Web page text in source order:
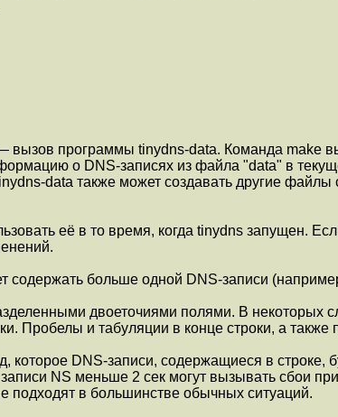
вызов программы tinydns-data. Команда make
о DNS-записях из файла "data" в
data также может создавать другие
её в то время, когда tinydns запущен.
больше одной DNS-записи
двоеточиями полями. В некоторых
Пробелы и табуляции в конце строки, а также
DNS-записи, содержащиеся в строке,
NS меньше 2 сек могут вызывать сбои
подходят в большинстве обычных ситуаций.